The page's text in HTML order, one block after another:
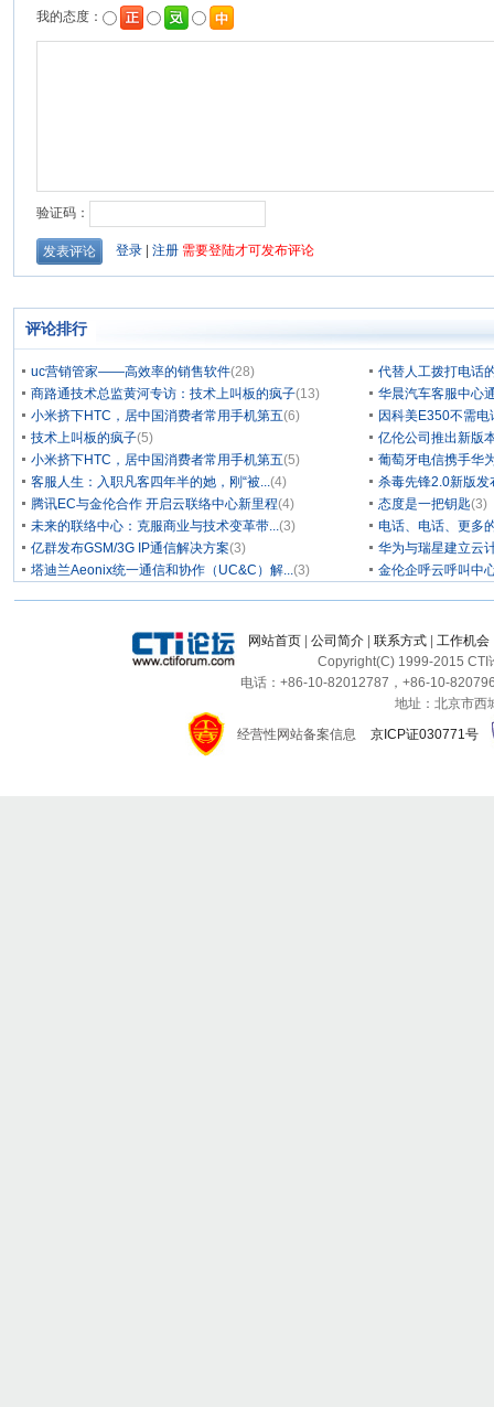
评论排行
uc营销管家——高效率的销售软件(28)
代替人工拨打电话
商路通技术总监黄河专访：技术上叫板的疯子(13)
华晨汽车客服中心
小米挤下HTC，居中国消费者常用手机第五(6)
因科美E350不需
技术上叫板的疯子(5)
亿伦公司推出新版
小米挤下HTC，居中国消费者常用手机第五(5)
葡萄牙电信携手华
客服人生：入职凡客四年半的她，刚“被...(4)
杀毒先锋2.0新版发
腾讯EC与金伦合作 开启云联络中心新里程(4) 态度是一把钥匙(3)
未来的联络中心：克服商业与技术变革带...(3)
电话、电话、更多
亿群发布GSM/3G IP通信解决方案(3)
华为与瑞星建立云
塔迪兰Aeonix统一通信和协作（UC&C）解...(3) 金伦企呼云呼叫中
网站首页 公司简介 联系方式 工作机会
Copyright(C) 1999-2015 CTI
电话：+86-10-82012787，+86-10-
地址：北京市西
经营性网站备案信息
京ICP证030771号